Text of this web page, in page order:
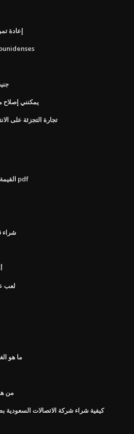
إعادة
يمكنني
تجارة التجزئة على
القيمة الحالية لجدول الأقساط العادي pdf
شراء
لعب
ما هو
من
كيفية شراء شركة الاتصالات السعودية